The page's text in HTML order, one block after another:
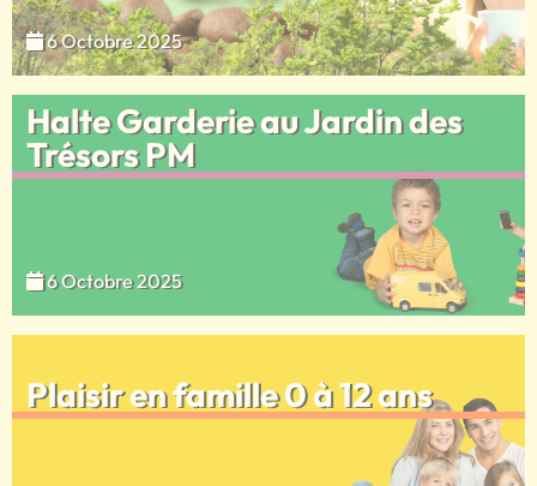
6 Octobre 2025
Halte Garderie au Jardin des
Trésors PM
6 Octobre 2025
Plaisir en famille 0 à 12 ans